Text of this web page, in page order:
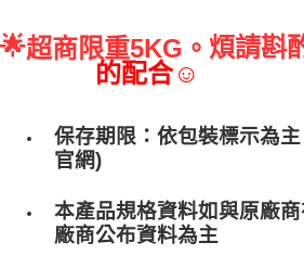
🌟超商限重5KG。 煩請斟
的配合☺
保存期限：依包裝標示為
官網)
本產品規格資料如與原廠
廠商公布資料為主